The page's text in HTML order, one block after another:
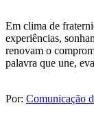
Em clima de
experiências,
renovam o
palavra que une,
Por: Comunicação